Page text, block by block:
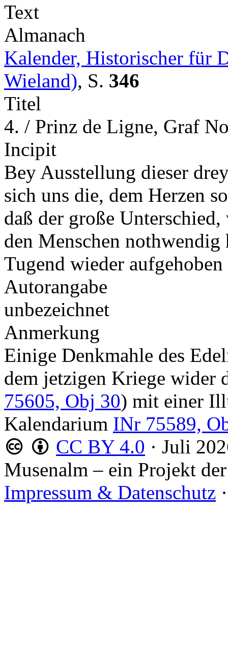
Text
Almanach
Kalender, Historischer für
Wieland), S. 346
Titel
4. / Prinz de Ligne, Graf
Incipit
Bey Ausstellung dieser
sich uns die, dem Herzen
daß der große
den Menschen
Tugend wieder
Autorangabe
unbezeichnet
Anmerkung
Einige Denkmahle des
dem jetzigen Kriege wider
75605, Obj 30) mit einer
Kalendarium INr 75589,
CC BY 4.0 · Juli
Musenalm – ein Projekt der
Impressum & Datenschutz ·